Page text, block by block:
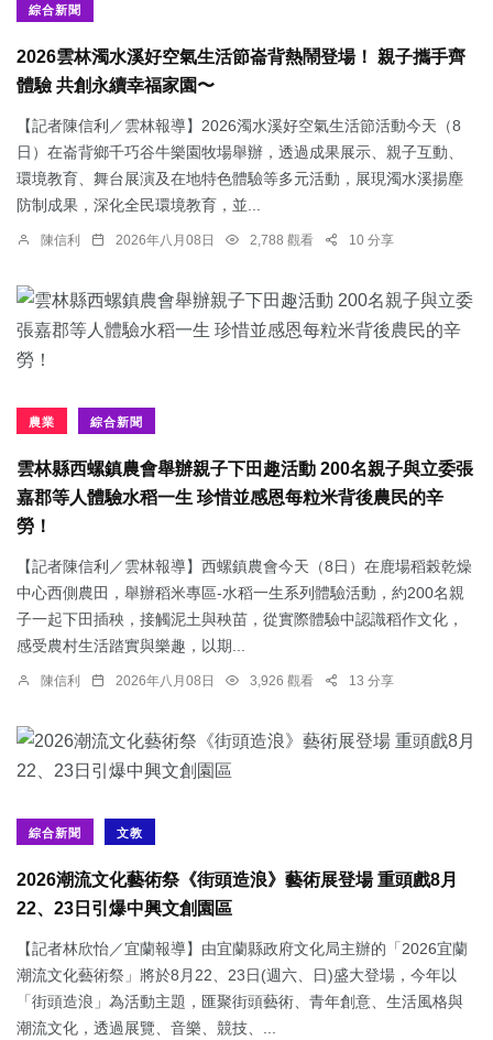
綜合新聞
2026雲林濁水溪好空氣生活節崙背熱鬧登場！ 親子攜手齊
體驗 共創永續幸福家園〜
【記者陳信利／雲林報導】2026濁水溪好空氣生活節活動今天（8
日）在崙背鄉千巧谷牛樂園牧場舉辦，透過成果展示、親子互動、
環境教育、舞台展演及在地特色體驗等多元活動，展現濁水溪揚塵
防制成果，深化全民環境教育，並...
陳信利 2026年八月08日 2,788 觀看 10 分享
農業 綜合新聞
雲林縣西螺鎮農會舉辦親子下田趣活動 200名親子與立委張
嘉郡等人體驗水稻一生 珍惜並感恩每粒米背後農民的辛
勞！
【記者陳信利／雲林報導】西螺鎮農會今天（8日）在鹿場稻榖乾燥
中心西側農田，舉辦稻米專區-水稻一生系列體驗活動，約200名親
子一起下田插秧，接觸泥土與秧苗，從實際體驗中認識稻作文化，
感受農村生活踏實與樂趣，以期...
陳信利 2026年八月08日 3,926 觀看 13 分享
綜合新聞 文教
2026潮流文化藝術祭《街頭造浪》藝術展登場 重頭戲8月
22、23日引爆中興文創園區
【記者林欣怡／宜蘭報導】由宜蘭縣政府文化局主辦的「2026宜蘭
潮流文化藝術祭」將於8月22、23日(週六、日)盛大登場，今年以
「街頭造浪」為活動主題，匯聚街頭藝術、青年創意、生活風格與
潮流文化，透過展覽、音樂、競技、...